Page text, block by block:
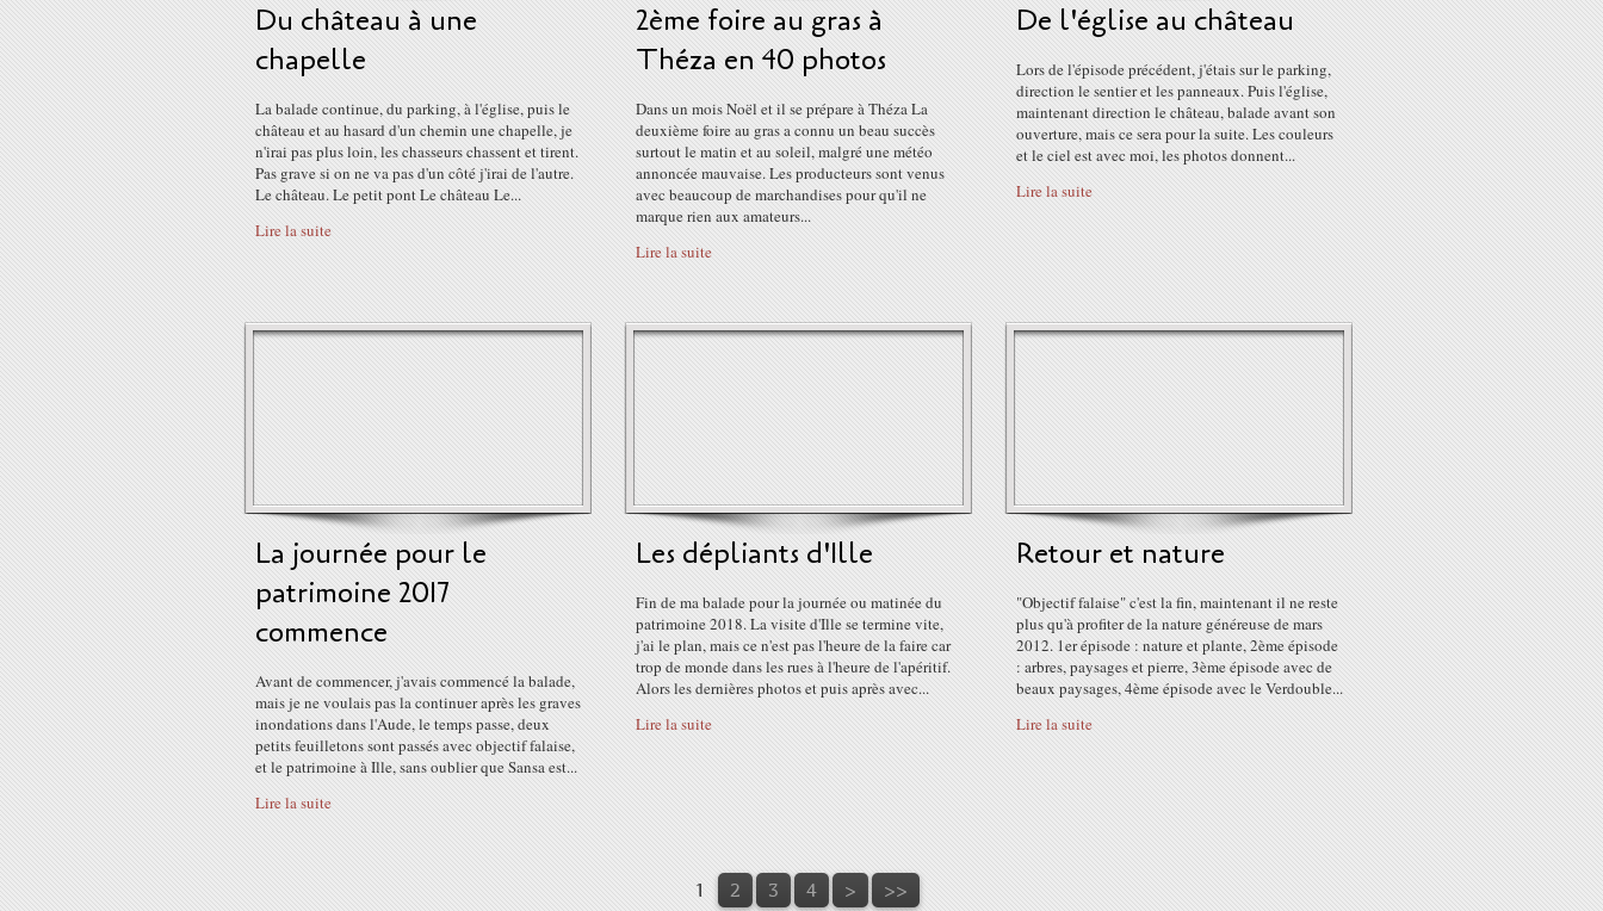
Du château à une
chapelle
La balade continue, du parking, à l'église, puis le
château et au hasard d'un chemin une chapelle, je
n'irai pas plus loin, les chasseurs chassent et tirent.
Pas grave si on ne va pas d'un côté j'irai de l'autre.
Le château. Le petit pont Le château Le...
Lire la suite
2ème foire au gras à
Théza en 40 photos
Dans un mois Noël et il se prépare à Théza La
deuxième foire au gras a connu un beau succès
surtout le matin et au soleil, malgré une météo
annoncée mauvaise. Les producteurs sont venus
avec beaucoup de marchandises pour qu'il ne
marque rien aux amateurs...
Lire la suite
De l'église au château
Lors de l'épisode précédent, j'étais sur le parking,
direction le sentier et les panneaux. Puis l'église,
maintenant direction le château, balade avant son
ouverture, mais ce sera pour la suite. Les couleurs
et le ciel est avec moi, les photos donnent...
Lire la suite
La journée pour le
patrimoine 2017
commence
Avant de commencer, j'avais commencé la balade,
mais je ne voulais pas la continuer après les graves
inondations dans l'Aude, le temps passe, deux
petits feuilletons sont passés avec objectif falaise,
et le patrimoine à Ille, sans oublier que Sansa est...
Lire la suite
Les dépliants d'Ille
Fin de ma balade pour la journée ou matinée du
patrimoine 2018. La visite d'Ille se termine vite,
j'ai le plan, mais ce n'est pas l'heure de la faire car
trop de monde dans les rues à l'heure de l'apéritif.
Alors les dernières photos et puis après avec...
Lire la suite
Retour et nature
"Objectif falaise" c'est la fin, maintenant il ne reste
plus qu'à profiter de la nature généreuse de mars
2012. 1er épisode : nature et plante, 2ème épisode
: arbres, paysages et pierre, 3ème épisode avec de
beaux paysages, 4ème épisode avec le Verdouble...
Lire la suite
1 2 3 4 > >>